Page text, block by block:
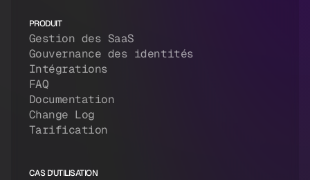
PRODUIT
Gestion des SaaS
Gouvernance des identités
Intégrations
FAQ
Documentation
Change Log
Tarification
CAS D'UTILISATION